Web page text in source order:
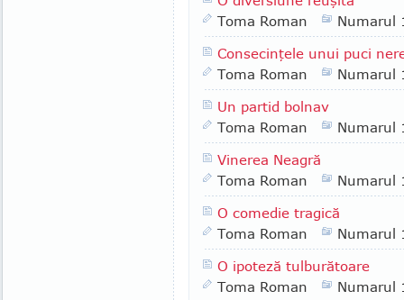
Toma Roman
Numarul
Consecinţele unui puci
Toma Roman
Numarul
Un partid bolnav
Toma Roman
Numarul
Vinerea Neagră
Toma Roman
Numarul
O comedie tragică
Toma Roman
Numarul
O ipoteză tulburătoare
Toma Roman
Numarul